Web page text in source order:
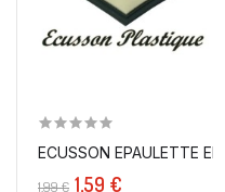
ECUSSON EPAULETTE
1,99 € 1,59 €